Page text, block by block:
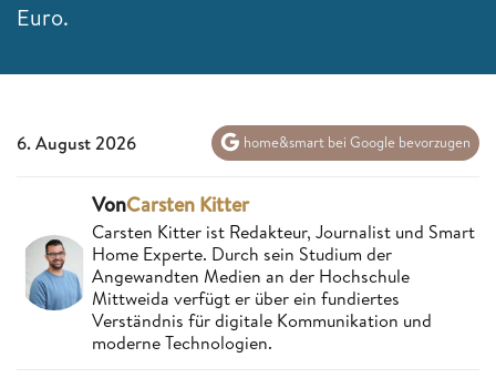
Euro.
6. August 2026 home&smart bei Google bevorzugen
VonCarsten Kitter
Carsten Kitter ist Redakteur, Journalist und Smart
Home Experte. Durch sein Studium der
Angewandten Medien an der Hochschule
Mittweida verfügt er über ein fundiertes
Verständnis für digitale Kommunikation und
moderne Technologien.